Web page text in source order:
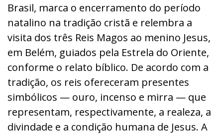
Brasil, marca o encerramento do período
natalino na tradição cristã e relembra a
visita dos três Reis Magos ao menino Jesus,
em Belém, guiados pela Estrela do Oriente,
conforme o relato bíblico. De acordo com a
tradição, os reis ofereceram presentes
simbólicos — ouro, incenso e mirra — que
representam, respectivamente, a realeza, a
divindade e a condição humana de Jesus. A